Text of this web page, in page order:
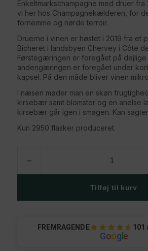
Enkeltmarkschampagne med druer fra
vi her hos Champagnekælderen, for
fornemme og nørde terroir.
Druerne i vinen er høstet i 2019 fra et
Bicheret i landsbyen Chervey i Côte
Førstegæringen er foregået på
andengæringen er foregået under
kapsel. På den måde bliver vinen
I næsen møder man en skøn
kirsebær samt blomster og en anelse
kirsebær går igen i smagen. Kan
Kun 2950 flasker produceret.
–
Frères,
Tilføj til kurv
FREMRAGENDE 101
Google